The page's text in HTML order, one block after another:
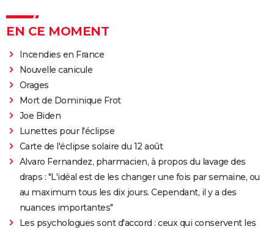
EN CE MOMENT
Incendies en France
Nouvelle canicule
Orages
Mort de Dominique Frot
Joe Biden
Lunettes pour l'éclipse
Carte de l'éclipse solaire du 12 août
Alvaro Fernandez, pharmacien, à propos du lavage des
draps : "L'idéal est de les changer une fois par semaine, ou
au maximum tous les dix jours. Cependant, il y a des
nuances importantes"
Les psychologues sont d'accord : ceux qui conservent les